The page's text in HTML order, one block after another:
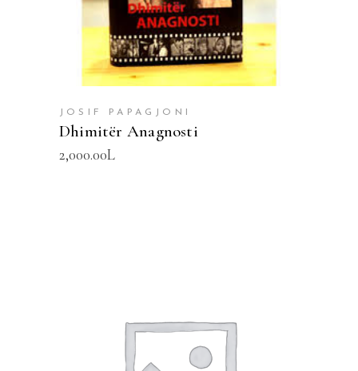
JOSIF PAPAGJONI
Dhimitër Anagnosti
2,000.00L